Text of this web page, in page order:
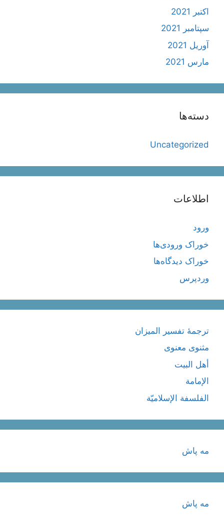
اکتبر 2021
سپتامبر 2021
آوریل 2021
مارس 2021
دسته‌ها
Uncategorized
اطلاعات
ورود
خوراک ورودی‌ها
خوراک دیدگاه‌ها
وردپرس
ترجمۀ تفسیر المیزان
مثنوی معنوی
أهل البيت
الإمامة
الفلسفة الإسلاميّة
مه پاش
مه پاش